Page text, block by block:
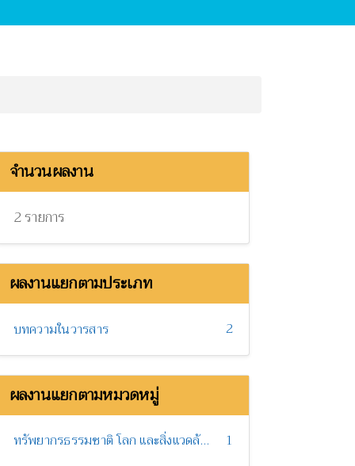
จำนวนผลงาน
2 รายการ
ผลงานแยกตามประเภท
บทความในวารสาร 2
ผลงานแยกตามหมวดหมู่
ทรัพยากรธรรมชาติ โลก และสิ่งแวดล้อม
1